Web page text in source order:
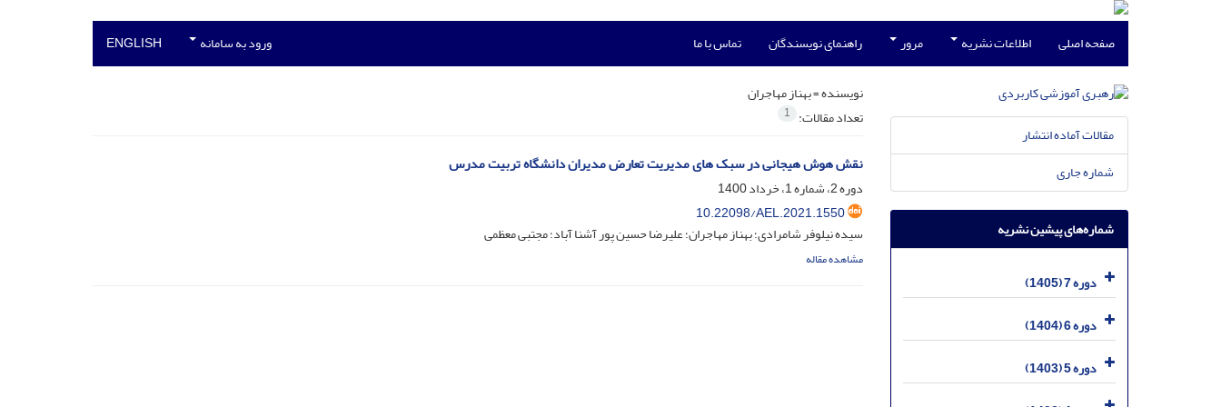
صفحه اصلی اطلاعات نشریه مرور راهنمای نویسندگان تماس با ما ورود به سامانه ENGLISH
نویسنده =بهناز مهاجران
تعداد مقالات: 1
نقش هوش هیجانی در سبک‏ های مدیریت تعارض مدیران دانشگاه تربیت مدرس
دوره 2، شماره 1، خرداد 1400
10.22098/AEL.2021.1550
سیده نیلوفر شامرادی؛ بهناز مهاجران؛ علیرضا حسین پور آشنا آباد؛ مجتبی معظمی
مشاهده مقاله
مقالات آماده انتشار
شماره جاری
شماره‌های پیشین نشریه
دوره 7 (1405)
دوره 6 (1404)
دوره 5 (1403)